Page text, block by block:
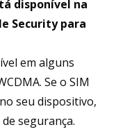
disponível na
Security para
em alguns
Se o SIM
seu dispositivo,
segurança.